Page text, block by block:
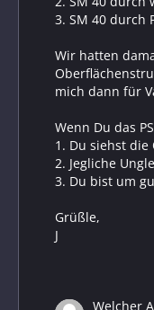
3. SM 40 durch
Wir hatten
mich dann für
Wenn Du das
1. Du siehst die
2. Jegliche
3. Du bist um
Grüßle,
J
Welcher